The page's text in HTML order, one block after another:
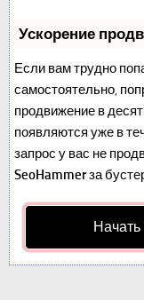
Ускорение
Если вам трудно
самостоятельно,
продвижение в
появляются уже в
запрос у вас не
SeoHammerза